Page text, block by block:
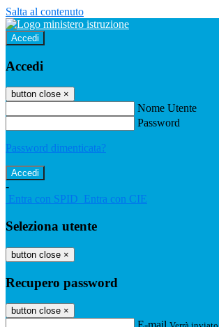
Salta al contenuto
Accedi
Accedi
button close ×
Nome Utente
Password
Password dimenticata?
-
Entra con SPID Entra con CIE
Seleziona utente
button close ×
Recupero password
button close ×